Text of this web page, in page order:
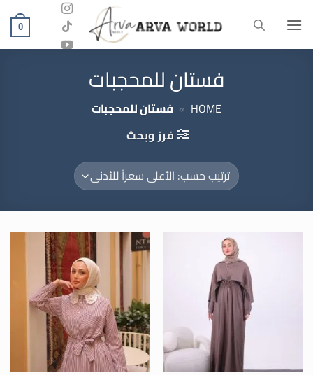
للمحتوى
0
فستان للمحجبات
HOME
» فستان للمحجبات
فرز وبحث